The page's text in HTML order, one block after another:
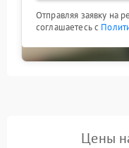
Отправляя заявку на
соглашаетесь с
Цены